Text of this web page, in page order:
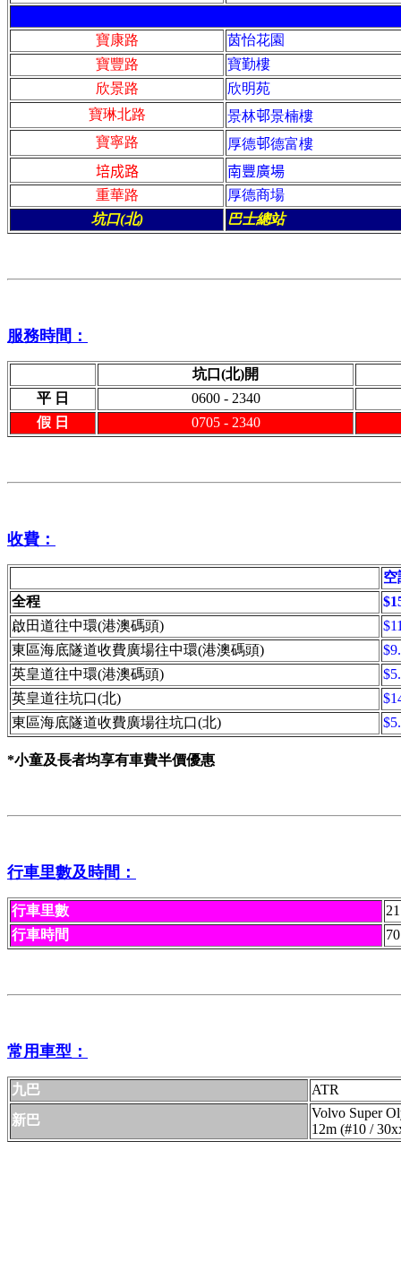
寶康路
茵怡花園
寶豐路
寶勤樓
欣景路
欣明苑
寶琳北路
景林邨景楠樓
寶寧路
厚德邨德富樓
培成路
南豐廣場
重華路
厚德商場
坑口(北)
巴士總站
服務時間：
坑口(北)開
平 日
0600 - 2340
假 日
0705 - 2340
收費：
空
全程
啟田道往中環(港澳碼頭)
東區海底隧道收費廣場往中環(港澳碼頭)
英皇道往中環(港澳碼頭)
英皇道往坑口(北)
東區海底隧道收費廣場往坑口(北)
*小童及長者均享有車費半價優惠
行車里數及時間：
行車里數
行車時間
常用車型：
九巴
ATR
新巴
Volvo Super
12m (#10 /